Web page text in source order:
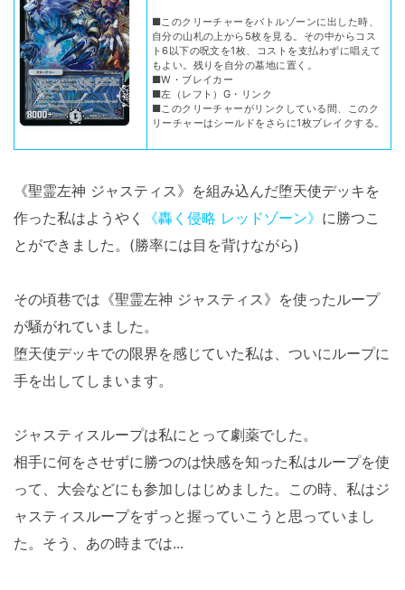
■このクリーチャーをバトルゾーンに出した時、
自分の山札の上から5枚を見る。その中からコス
ト6以下の呪文を1枚、コストを支払わずに唱えて
もよい。残りを自分の墓地に置く。
■W・ブレイカー
■左（レフト）G・リンク
■このクリーチャーがリンクしている間、このク
リーチャーはシールドをさらに1枚ブレイクする。
《聖霊左神 ジャスティス》を組み込んだ堕天使デッキを
作った私はようやく
《轟く侵略 レッドゾーン》 に勝つこ
とができました。(勝率には目を背けながら)
その頃巷では《聖霊左神 ジャスティス》を使ったループ
が騒がれていました。
堕天使デッキでの限界を感じていた私は、ついにループに
手を出してしまいます。
ジャスティスループは私にとって劇薬でした。
相手に何をさせずに勝つのは快感を知った私はループを使
って、大会などにも参加しはじめました。この時、私はジ
ャスティスループをずっと握っていこうと思っていまし
た。そう、あの時までは...